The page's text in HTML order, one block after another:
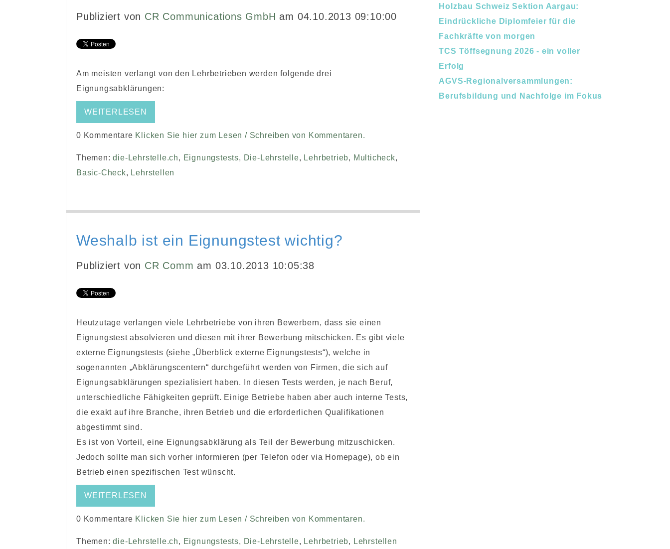
Publiziert von CR Communications GmbH am 04.10.2013 09:10:00
Am meisten verlangt von den Lehrbetrieben werden folgende drei
Eignungsabklärungen:
WEITERLESEN
0 Kommentare Klicken Sie hier zum Lesen / Schreiben von Kommentaren.
Themen:die-Lehrstelle.ch, Eignungstests, Die-Lehrstelle, Lehrbetrieb, Multicheck,
Basic-Check, Lehrstellen
Weshalb ist ein Eignungstest wichtig?
Publiziert von CR Comm am 03.10.2013 10:05:38
Heutzutage verlangen viele Lehrbetriebe von ihren Bewerbern, dass sie einen
Eignungstest absolvieren und diesen mit ihrer Bewerbung mitschicken. Es gibt viele
externe Eignungstests (siehe „Überblick externe Eignungstests“), welche in
sogenannten „Abklärungscentern“ durchgeführt werden von Firmen, die sich auf
Eignungsabklärungen spezialisiert haben. In diesen Tests werden, je nach Beruf,
unterschiedliche Fähigkeiten geprüft. Einige Betriebe haben aber auch interne Tests,
die exakt auf ihre Branche, ihren Betrieb und die erforderlichen Qualifikationen
abgestimmt sind.
Es ist von Vorteil, eine Eignungsabklärung als Teil der Bewerbung mitzuschicken.
Jedoch sollte man sich vorher informieren (per Telefon oder via Homepage), ob ein
Betrieb einen spezifischen Test wünscht.
WEITERLESEN
0 Kommentare Klicken Sie hier zum Lesen / Schreiben von Kommentaren.
Themen:die-Lehrstelle.ch, Eignungstests, Die-Lehrstelle, Lehrbetrieb, Lehrstellen
Holzbau Schweiz Sektion Aargau:
Eindrückliche Diplomfeier für die
Fachkräfte von morgen
TCS Töffsegnung 2026 - ein voller
Erfolg
AGVS-Regionalversammlungen:
Berufsbildung und Nachfolge im Fokus